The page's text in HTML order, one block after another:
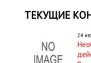
ТЕКУЩИЕ
24